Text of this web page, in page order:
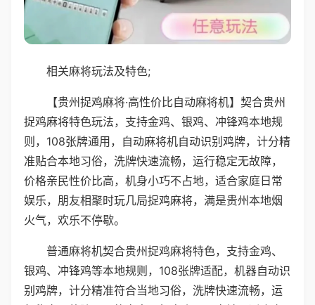
相关麻将玩法及特色;
【贵州捉鸡麻将·高性价比自动麻将机】契合贵州
捉鸡麻将特色玩法，支持金鸡、银鸡、冲锋鸡本地规
则，108张牌通用，自动麻将机自动识别鸡牌，计分精
准贴合本地习俗，洗牌快速流畅，运行稳定无故障，
价格亲民性价比高，机身小巧不占地，适合家庭日常
娱乐，朋友相聚时玩几局捉鸡麻将，满是贵州本地烟
火气，欢乐不停歇。
普通麻将机契合贵州捉鸡麻将特色，支持金鸡、
银鸡、冲锋鸡等本地规则，108张牌适配，机器自动识
别鸡牌，计分精准符合当地习俗，洗牌快速流畅，运